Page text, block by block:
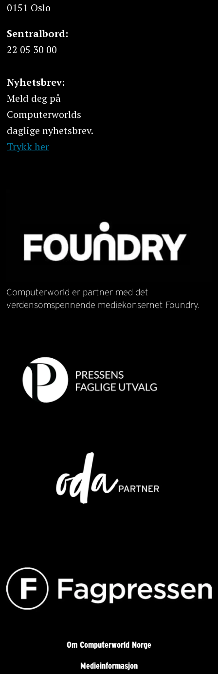
0151 Oslo
Sentralbord:
22 05 30 00
Nyhetsbrev:
Meld deg på
Computerworlds
daglige nyhetsbrev.
Trykk her
Computerworld er partner med det
verdensomspennende mediekonsernet Foundry.
Om Computerworld Norge
Medieinformasjon